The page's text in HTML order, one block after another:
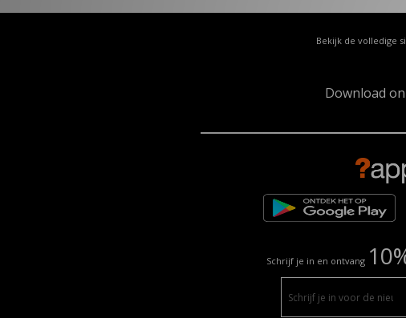
Bekijk de volledige
Download
Schrijf je in en ontvang